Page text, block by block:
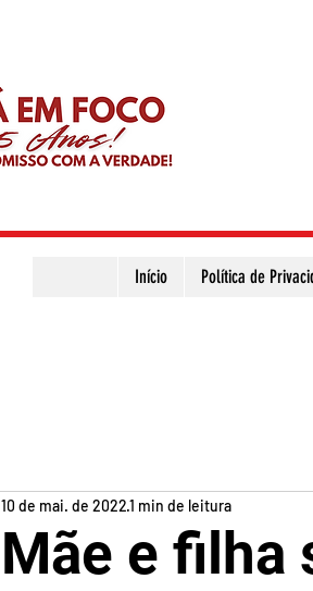
Início Política de
Mãe e filha
10 de mai. de 20221 min de leitura